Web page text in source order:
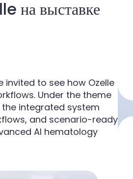
на выставке
invited to see how Ozelle
Under the theme
the integrated system
and scenario-ready
AI hematology